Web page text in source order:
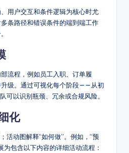
用户交互和条件逻辑为核心时尤
条路径和错误条件的端到端工作
流程，例如员工入职、订单履
级。通过可视化每个阶段——从初
以识别瓶颈、冗余或合规风险。
化
活动图解释“如何做”。例如，“预
为包含以下内容的详细活动流程：